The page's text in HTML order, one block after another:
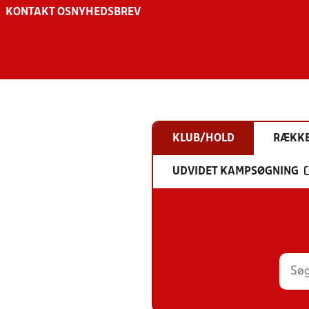
KONTAKT OS NYHEDSBREV
KLUB/HOLD
UDVIDET KAMPSØGNING